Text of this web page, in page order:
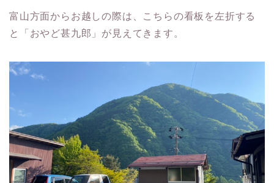
富山方面からお越しの際は、こちらの看板を左折する
と「おやど甚九郎」が見えてきます。